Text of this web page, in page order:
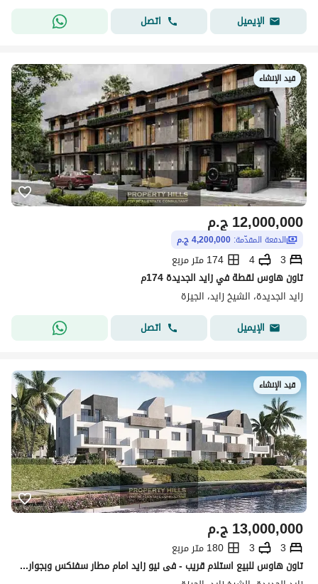
الإيميل
اتصل
قيد الإنشاء
ج.م12,000,000
الدفعة المقدّمة: 4,200,000 ج.م
3
4
174 متر مربع
تاون هاوس لقطة في زايد الجديدة 174م
زايد الجديدة، الشيخ زايد، الجيزة
الإيميل
اتصل
قيد الإنشاء
ج.م13,000,000
3
3
180 متر مربع
تاون هاوس للبيع استلام قريب - فى نيو زايد امام مطار سفنكس وبجوار سوديك